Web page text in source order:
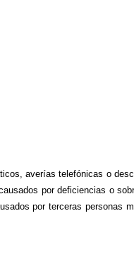
averías telefónicas o
por deficiencias o
por terceras personas